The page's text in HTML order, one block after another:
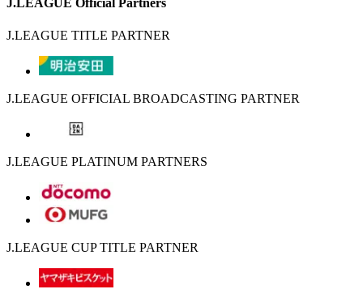
J.LEAGUE Official Partners
J.LEAGUE TITLE PARTNER
J.LEAGUE OFFICIAL BROADCASTING PARTNER
J.LEAGUE PLATINUM PARTNERS
J.LEAGUE CUP TITLE PARTNER